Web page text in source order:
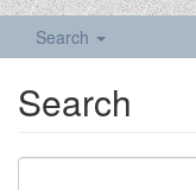
Search
Search